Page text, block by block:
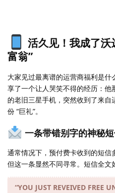
活久见！我成了沃
富翁”
大家见过最离谱的运营商福利是什
享了一个让人哭笑不得的经历：
的老旧三星手机，突然收到了来自
份 “巨礼”。
一条带错别字的神秘
通常情况下，预付费卡收到的短信
但这一条显然不同寻常。短信全文
“YOU JUST REVEIVED FREE